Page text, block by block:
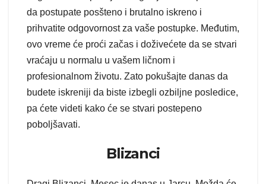
da postupate posšteno i brutalno iskreno i
prihvatite odgovornost za vaše postupke. Međutim,
ovo vreme će proći začas i doživećete da se stvari
vraćaju u normalu u vašem ličnom i
profesionalnom životu. Zato pokušajte danas da
budete iskreniji da biste izbegli ozbiljne posledice,
pa ćete videti kako će se stvari postepeno
poboljšavati.
Blizanci